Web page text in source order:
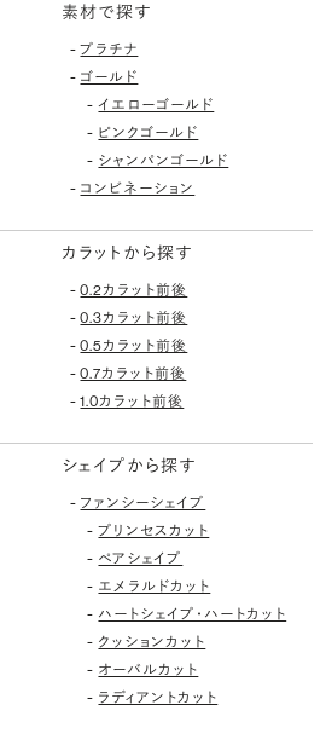
素材で探す
-プラチナ
- ゴールド
-イエローゴールド
- ピンクゴールド
- シャンパンゴールド
- コンビネーション
カラットから探す
-0.2カラット前後
-0.3カラット前後
-0.5カラット前後
-0.7カラット前後
-1.0カラット前後
シェイプから探す
- ファンシーシェイプ
-プリンセスカット
- ペアシェイプ
- エメラルドカット
- ハートシェイプ・ハートカット
- クッションカット
- オーバルカット
- ラディアントカット